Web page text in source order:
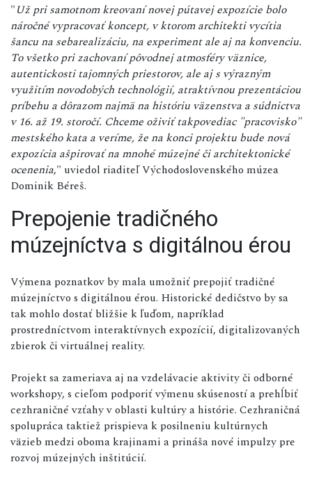
"Už pri samotnom kreovaní novej pútavej expozície bolo
náročné vypracovať koncept, v ktorom architekti vycítia
šancu na sebarealizáciu, na experiment ale aj na konvenciu.
To všetko pri zachovaní pôvodnej atmosféry väznice,
autentickosti tajomných priestorov, ale aj s výrazným
využitím novodobých technológií, atraktívnou prezentáciou
príbehu a dôrazom najmä na históriu väzenstva a súdnictva
v 16. až 19. storočí. Chceme oživiť takpovediac "pracovisko"
mestského kata a veríme, že na konci projektu bude nová
expozícia ašpirovať na mnohé múzejné či architektonické
ocenenia," uviedol riaditeľ Východoslovenského múzea
Dominik Béreš.
Prepojenie tradičného
múzejníctva s digitálnou érou
Výmena poznatkov by mala umožniť prepojiť tradičné
múzejníctvo s digitálnou érou. Historické dedičstvo by sa
tak mohlo dostať bližšie k ľuďom, napríklad
prostredníctvom interaktívnych expozícií, digitalizovaných
zbierok či virtuálnej reality.
Projekt sa zameriava aj na vzdelávacie aktivity či odborné
workshopy, s cieľom podporiť výmenu skúseností a prehĺbiť
cezhraničné vzťahy v oblasti kultúry a histórie. Cezhraničná
spolupráca taktiež prispieva k posilneniu kultúrnych
väzieb medzi oboma krajinami a prináša nové impulzy pre
rozvoj múzejných inštitúcií.